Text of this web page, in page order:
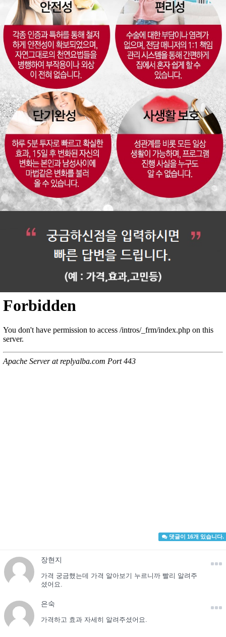
댓글이 16개 있습니다.
장현지
가격 궁금했는데 가격 알아보기 누르니까 빨리 알려주
셨어요.
은숙
가격하고 효과 자세히 알려주셨어요.